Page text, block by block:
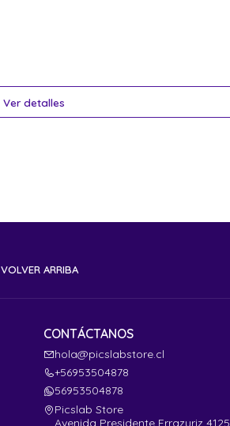
Ver detalles
VOLVER ARRIBA
CONTÁCTANOS
hola@picslabstore.cl
+56953504878
56953504878
Picslab Store
Avenida Presidente Errazuriz 4125